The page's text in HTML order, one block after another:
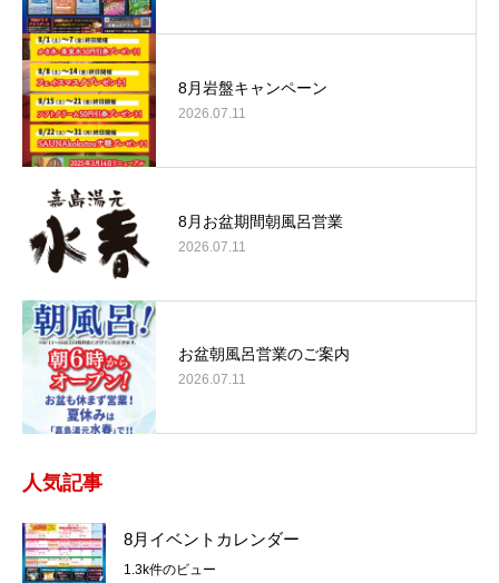
8月岩盤キャンペーン
2026.07.11
8月お盆期間朝風呂営業
2026.07.11
お盆朝風呂営業のご案内
2026.07.11
人気記事
8月イベントカレンダー
1.3k件のビュー